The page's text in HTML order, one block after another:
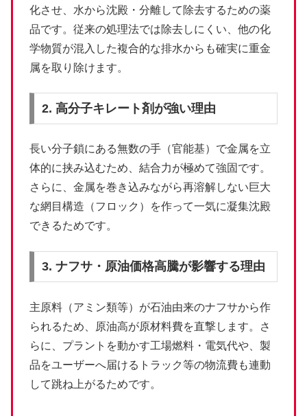
化させ、水から沈殿・分離して除去するための薬
品です。従来の処理法では除去しにくい、他の化
学物質が混入した複合的な排水からも確実に重金
属を取り除けます。
2. 高分子キレート剤が強い理由
長い分子鎖にある無数の手（官能基）で金属を立
体的に挟み込むため、結合力が極めて強固です。
さらに、金属を巻き込みながら再溶解しない巨大
な網目構造（フロック）を作って一気に凝集沈殿
できるためです。
3. ナフサ・原油価格高騰が影響する理由
主原料（アミン類等）が石油由来のナフサから作
られるため、原油高が原材料費を直撃します。さ
らに、プラントを動かす工場燃料・電気代や、製
品をユーザーへ届けるトラック等の物流費も連動
して跳ね上がるためです。